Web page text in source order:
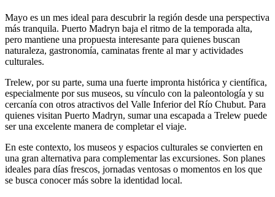
Mayo es un mes ideal para descubrir la región desde una perspectiva
más tranquila. Puerto Madryn baja el ritmo de la temporada alta,
pero mantiene una propuesta interesante para quienes buscan
naturaleza, gastronomía, caminatas frente al mar y actividades
culturales.
Trelew, por su parte, suma una fuerte impronta histórica y científica,
especialmente por sus museos, su vínculo con la paleontología y su
cercanía con otros atractivos del Valle Inferior del Río Chubut. Para
quienes visitan Puerto Madryn, sumar una escapada a Trelew puede
ser una excelente manera de completar el viaje.
En este contexto, los museos y espacios culturales se convierten en
una gran alternativa para complementar las excursiones. Son planes
ideales para días frescos, jornadas ventosas o momentos en los que
se busca conocer más sobre la identidad local.